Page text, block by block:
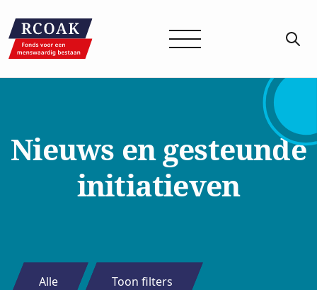
Nieuws en gesteunde
initiatieven
Alle Toon filters